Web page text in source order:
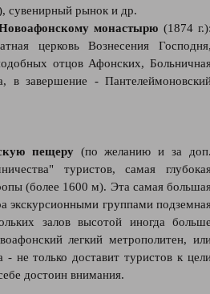
сувенирный рынок и др.
монастырю (1874
церковь Вознесения
отцов Афонских,
в завершение -
пещеру(по желанию и за
туристов, самая
(более 1600 м). Эта самая
экскурсионными группами
залов высотой иногда
легкий метрополитен,
- не только доставит туристов к
достоин внимания.